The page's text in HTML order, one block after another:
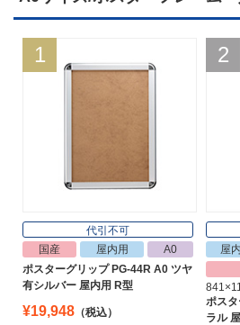
1
代引不可
国産
屋内用
A0
ポスターグリップ PG-44R A0 ツヤ
有シルバー 屋内用 R型
¥19,948 （税込）
2
屋
ポス
ラル